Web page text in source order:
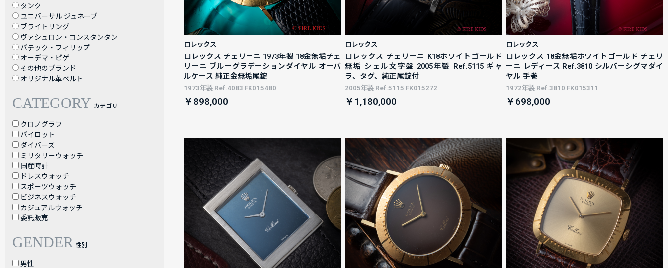
タンク
ユニバーサル ジュネーブ
ブライトリング
ヴァシュロン・コンスタンタン
パテック・フィリップ
オーデマ・ピゲ
その他のブランド
オリジナル革ベルト
CATEGORY カテゴリ
クロノグラフ
パイロット
ダイバーズ
ミリタリーウォッチ
国産時計
ドレスウォッチ
スポーツウォッチ
ビジネスウォッチ
カジュアルウォッチ
委託販売
GENDER 性別
男性
ロレックス
ロレックス チェリーニ 1973年製 18金無垢チェ
リーニ ブルーグラデーションダイヤル オーバ
ルケース 純正金無垢尾錠
1973年製 Ref.4083 FK015480
￥898,000
ロレックス
ロレックス チェリーニ K18ホワイトゴールド
無垢 シェル文字盤 2005年製 Ref.5115 ギャ
ラ、タグ、純正尾錠付
2005年製 Ref.5115 FK015272
￥1,180,000
ロレックス
ロレックス 18金無垢ホワイトゴールド チェリ
ーニ レディース Ref.3810 シルバーシグマダイ
ヤル 手巻
1972年製 Ref.3810 FK015311
￥698,000